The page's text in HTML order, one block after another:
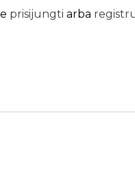
prisijungti arba